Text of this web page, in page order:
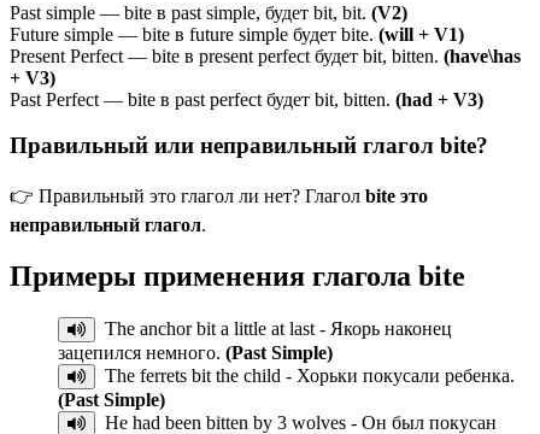
Past simple — bite в past simple, будет bit, bit. (V2)
Future simple — bite в future simple будет bite. (will + V1)
Present Perfect — bite в present perfect будет bit, bitten. (have\has
+ V3)
Past Perfect — bite в past perfect будет bit, bitten. (had + V3)
Правильный или неправильный глагол bite?
👉 Правильный это глагол ли нет? Глагол bite это
неправильный глагол.
Примеры применения глагола bite
The anchor bit a little at last - Якорь наконец
зацепился немного. (Past Simple)
The ferrets bit the child - Хорьки покусали ребенка.
(Past Simple)
He had been bitten by 3 wolves - Он был покусан